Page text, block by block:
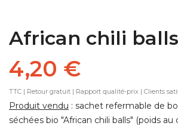
African chili
4,20 €
TTC | Retour gratuit | Rapport qualité-prix | Clients
Produit vendu : sachet refermable de
séchées bio "African chili balls" (poids au